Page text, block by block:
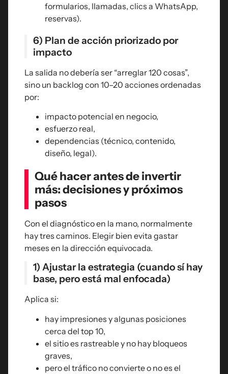
formularios, llamadas, clics a WhatsApp,
reservas).
6) Plan de acción priorizado por
impacto
La salida no debería ser “arreglar 120 cosas”,
sino un backlog con 10–20 acciones ordenadas
por:
impacto potencial en negocio,
esfuerzo real,
dependencias (técnico, contenido,
diseño, legal).
Qué hacer antes de invertir
más: decisiones y próximos
pasos
Con el diagnóstico en la mano, normalmente
hay tres caminos. Elegir bien evita gastar
meses en la dirección equivocada.
1) Ajustar la estrategia (cuando sí hay
base, pero está mal enfocada)
Aplica si:
hay impresiones y algunas posiciones
cerca del top 10,
el sitio es rastreable y no hay bloqueos
graves,
pero el tráfico no convierte o no es el